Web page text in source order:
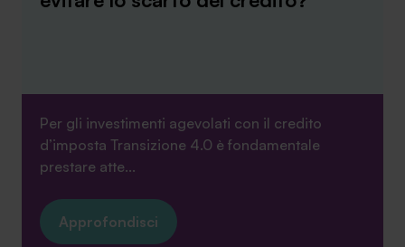
Per gli investimenti agevolati con il credito
d’imposta Transizione 4.0 è fondamentale
prestare atte...
Approfondisci